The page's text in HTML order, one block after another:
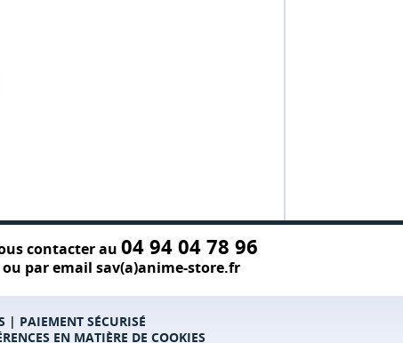
contacter au 04 94 04 78 96
ou par email sav(a)anime-store.fr
| PAIEMENT SÉCURISÉ
EN MATIÈRE DE COOKIES